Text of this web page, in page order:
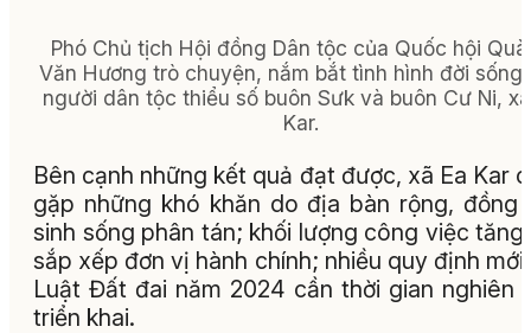
Phó Chủ tịch Hội đồng Dân tộc của Quốc hội
Văn Hương trò chuyện, nắm bắt tình hình đời sống
người dân tộc thiểu số buôn Sưk và buôn Cư Ni,
Kar.
Bên cạnh những kết quả đạt được, xã Ea Kar
gặp những khó khăn do địa bàn rộng, đồng
sinh sống phân tán; khối lượng công việc tăng
sắp xếp đơn vị hành chính; nhiều quy định mới
Luật Đất đai năm 2024 cần thời gian nghiên
triển khai.